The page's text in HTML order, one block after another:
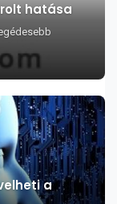
hatása
a